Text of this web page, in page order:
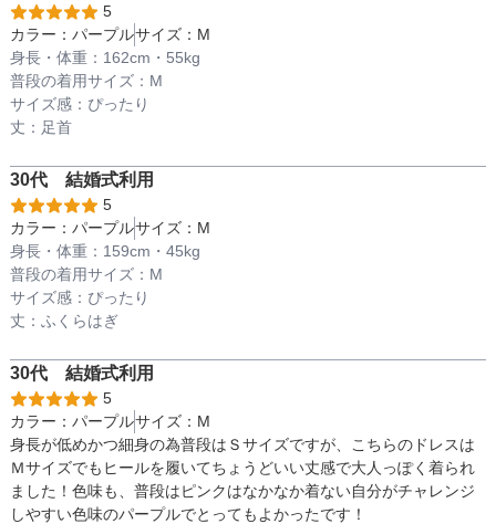
素材
インナー
透け感
着丈目安
ファスナー
5
カラー： パープルサイズ： M
身長・体重： 162cm・ 55kg
普段の着用サイズ： M
サイズ感： ぴったり
丈： 足首
30代 結婚式利用
5
カラー： パープルサイズ： M
身長・体重： 159cm・ 45kg
普段の着用サイズ： M
サイズ感： ぴったり
丈： ふくらはぎ
30代 結婚式利用
5
カラー： パープルサイズ： M
身長が低めかつ細身の為普段はＳサイズですが、こちらのドレスは
Ｍサイズでもヒールを履いてちょうどいい丈感で大人っぽく着られ
ました！色味も、普段はピンクはなかなか着ない自分がチャレンジ
しやすい色味のパープルでとってもよかったです！